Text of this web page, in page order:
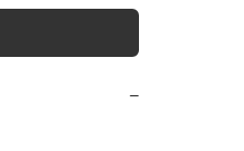
−